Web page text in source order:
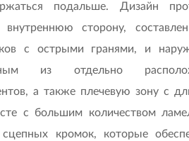
подальше. Дизайн
внутреннюю сторону,
с острыми гранями, и
из отдельно
а также плечевую зону с
с большим количеством
кромок, которые